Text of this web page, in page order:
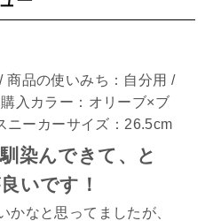
商品の使いみち：自分用 /
入カラー：オリーブ×ブ
ニーカーサイズ：26.5cm
染んできて、と
いです！
かなと思ってましたが、